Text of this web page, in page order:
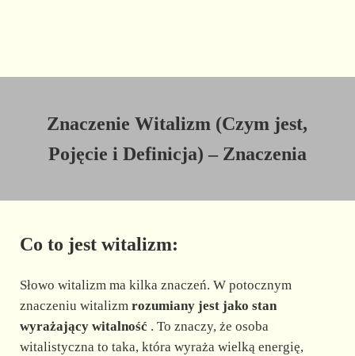
Znaczenie Witalizm (Czym jest,
Pojęcie i Definicja) – Znaczenia
Co to jest witalizm:
Słowo witalizm ma kilka znaczeń. W potocznym
znaczeniu witalizm rozumiany jest jako stan
wyrażający witalność . To znaczy, że osoba
witalistyczna to taka, która wyraża wielką energię,